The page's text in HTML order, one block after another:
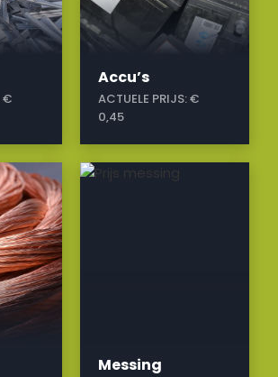
€
Accu’s
ACTUELE PRIJS:€
0,45
Messing
a